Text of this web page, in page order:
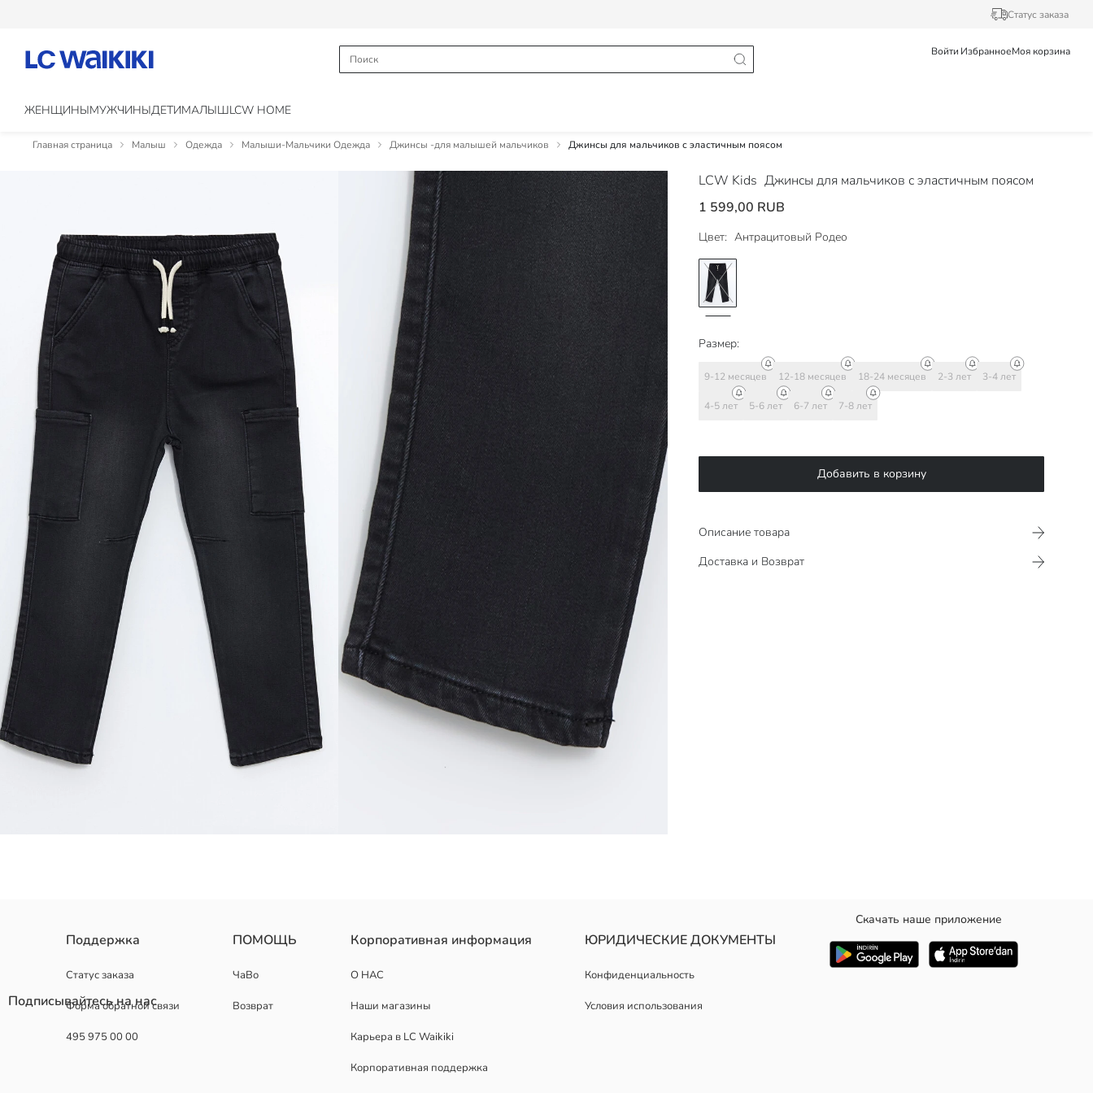
Статус заказа
Войти ИзбранноеМоя корзина
ЖЕНЩИНЫМУЖЧИНЫДЕТИМАЛЫШLCW HOME
Главная страница Малыш Одежда Малыши-Мальчики Одежда Джинсы -для малышей мальчиков Джинсы для мальчиков с эластичным поясом
LCW Kids Джинсы для мальчиков с эластичным поясом
1 599,00 RUB
Цвет: Антрацитовый Родео
Размер:
9-12 месяцев 12-18 месяцев 18-24 месяцев 2-3 лет 3-4 лет
4-5 лет 5-6 лет 6-7 лет 7-8 лет
Добавить в корзину
Описание товара
Доставка и Возврат
Основная Ткань:
Пол:
Поддержка
Статус заказа
Форма обратной связи
495 975 00 00
ПОМОЩЬ
ЧаВо
Возврат
Корпоративная информация
О НАС
Наши магазины
Карьера в LC Waikiki
Корпоративная поддержка
ЮРИДИЧЕСКИЕ ДОКУМЕНТЫ
Конфиденциальность
Условия использования
Скачать наше приложение
Подписывайтесь на нас